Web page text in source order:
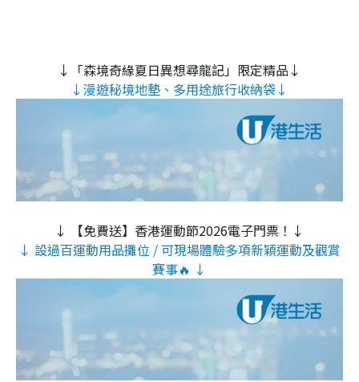
↓「森境奇緣夏日異想尋龍記」限定精品↓
↓漫遊秘境地墊、多用途旅行收納袋↓
↓ 【免費送】香港運動節2026電子門票！↓
↓ 設過百運動用品攤位 / 可現場體驗多項新穎運動及觀賞
賽事🔥 ↓